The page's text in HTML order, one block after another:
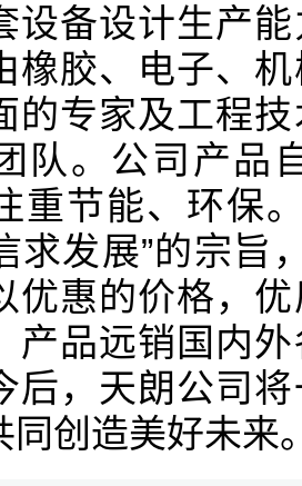
设备设计生产
橡胶、电子、
的专家及工程
队。公司产品
重节能、环保
求发展”的宗旨
优惠的价格，
产品远销国内
后，天朗公司
同创造美好未来